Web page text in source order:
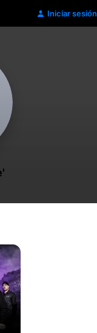
Iniciar sesión